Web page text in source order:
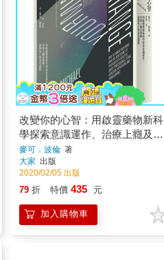
改變你的心智：用啟靈藥物新科
學探索意識運作、治療上癮及憂
鬱、面對死亡與看見超脫
麥可．波倫著
大家 出版
2020/02/05 出版
79 折 特價 435 元
加入購物車